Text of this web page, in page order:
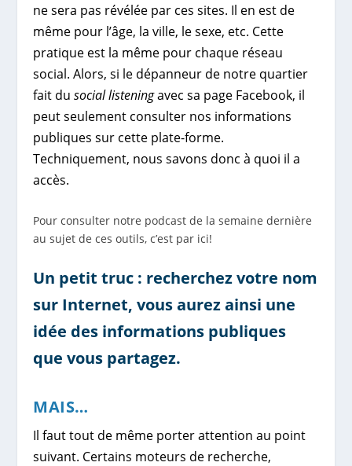
ne sera pas révélée par ces sites. Il en est de
même pour l’âge, la ville, le sexe, etc. Cette
pratique est la même pour chaque réseau
social. Alors, si le dépanneur de notre quartier
fait dusocial listeningavec sa page Facebook, il
peut seulement consulter nos informations
publiques sur cette plate-forme.
Techniquement, nous savons donc à quoi il a
accès.
Pour consulter notre podcast de la semaine dernière
au sujet de ces outils, c’est par ici!
Un petit truc : recherchez votre nom
sur Internet, vous aurez ainsi une
idée des informations publiques
que vous partagez.
MAIS…
Il faut tout de même porter attention au point
suivant. Certains moteurs de recherche,